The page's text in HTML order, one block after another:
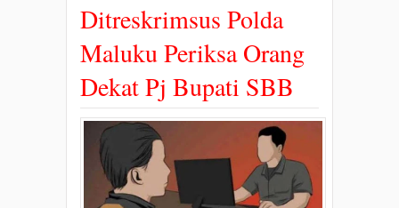
Ditreskrimsus Polda
Maluku Periksa Orang
Dekat Pj Bupati SBB